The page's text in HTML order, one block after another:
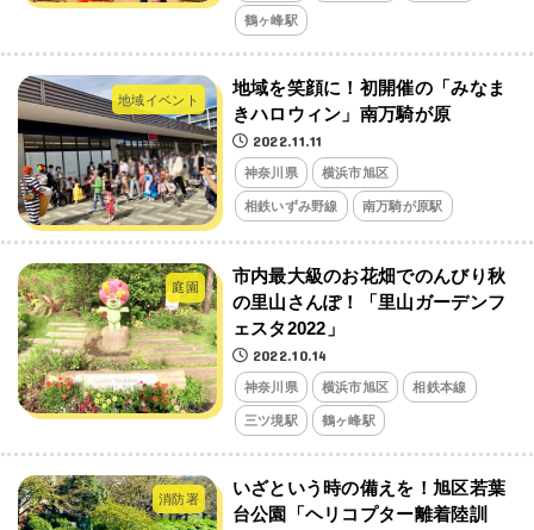
鶴ヶ峰駅
地域イベント
地域を笑顔に！初開催の「みなま
きハロウィン」南万騎が原
2022.11.11
神奈川県 横浜市旭区
相鉄いずみ野線 南万騎が原駅
庭園
市内最大級のお花畑でのんびり秋
の里山さんぽ！「里山ガーデンフ
ェスタ2022」
2022.10.14
神奈川県 横浜市旭区 相鉄本線
三ツ境駅 鶴ヶ峰駅
消防署
いざという時の備えを！旭区若葉
台公園「ヘリコプター離着陸訓